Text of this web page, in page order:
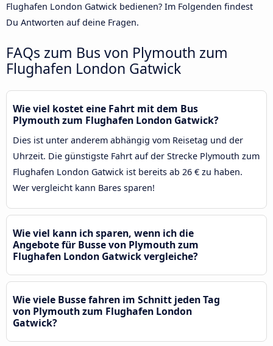
Flughafen London Gatwick bedienen? Im Folgenden findest
Du Antworten auf deine Fragen.
FAQs zum Bus von Plymouth zum
Flughafen London Gatwick
Wie viel kostet eine Fahrt mit dem Bus
Plymouth zum Flughafen London Gatwick?
Dies ist unter anderem abhängig vom Reisetag und der
Uhrzeit. Die günstigste Fahrt auf der Strecke Plymouth zum
Flughafen London Gatwick ist bereits ab 26 € zu haben.
Wer vergleicht kann Bares sparen!
Wie viel kann ich sparen, wenn ich die
Angebote für Busse von Plymouth zum
Flughafen London Gatwick vergleiche?
Wie viele Busse fahren im Schnitt jeden Tag
von Plymouth zum Flughafen London
Gatwick?